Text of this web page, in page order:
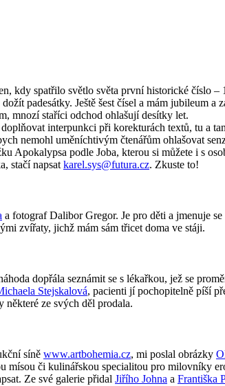
kdy spatřilo světlo světa první historické číslo –
padesátky. Ještě šest čísel a mám jubileum a
mnozí staříci odchod ohlašují desítky let.
interpunkci při korekturách textů, tu a
nemohl uměníchtivým čtenářům ohlašovat
Apokalypsa podle Joba, kterou si můžete i s
stačí napsat karel.sys@futura.cz. Zkuste to!
a fotograf Dalibor Gregor. Je pro děti a jmenuje
zvířaty, jichž mám sám třicet doma ve stáji.
dopřála seznámit se s lékařkou, jež se
Stejskalová, pacienti jí pochopitelně píší
některé ze svých děl prodala.
síně www.artbohemia.cz, mi poslal obrázky
mísou či kulinářskou specialitou pro milovníky
Ze své galerie přidal Jiřího Johna a Františka